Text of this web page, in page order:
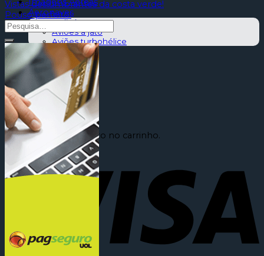
Aeronaves
Helicópteros
Aviões a jato
Aviões turbohélice
Contato
0
Carrinho
Nenhum produto no carrinho.
Vistas deslumbrantes da costa verde!
Pouso perfeito!